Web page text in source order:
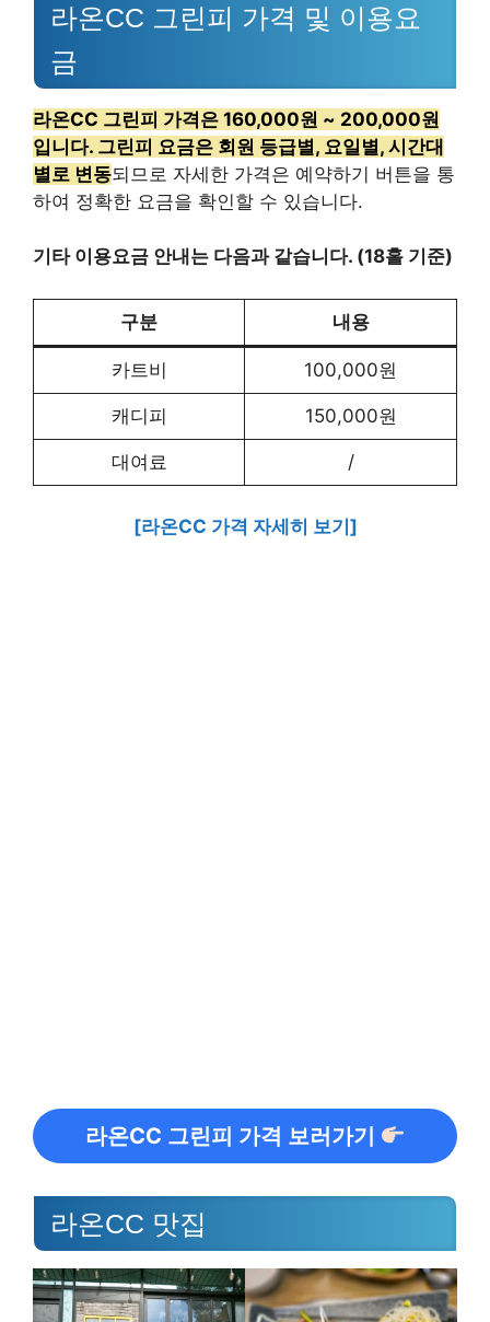
라온CC 그린피 가격 및 이용요
금
라온CC 그린피 가격은 160,000원 ~ 200,000원
입니다. 그린피 요금은 회원 등급별, 요일별, 시간대
별로 변동되므로 자세한 가격은 예약하기 버튼을 통
하여 정확한 요금을 확인할 수 있습니다.
기타 이용요금 안내는 다음과 같습니다. (18홀 기준)
구분 내용
카트비 100,000원
캐디피 150,000원
대여료 /
[라온CC 가격 자세히 보기]
라온CC 그린피 가격 보러가기
라온CC 맛집